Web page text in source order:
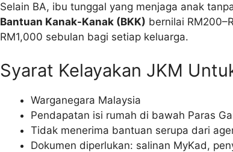
Selain BA, ibu tunggal yang menjaga anak
Bantuan Kanak-Kanak (BKK) bernilai
RM1,000 sebulan bagi setiap keluarga.
Syarat Kelayakan JKM
Warganegara Malaysia
Pendapatan isi rumah di bawah Paras
Tidak menerima bantuan serupa dari
Dokumen diperlukan: salinan MyKad,